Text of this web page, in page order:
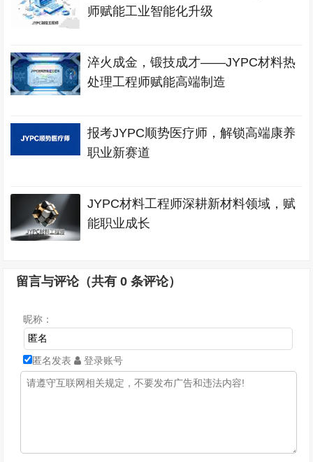
师赋能工业智能化升级
淬火成金，锻技成才——JYPC材料热
处理工程师赋能高端制造
报考JYPC顺势医疗师，解锁高端康养
职业新赛道
JYPC材料工程师深耕新材料领域，赋
能职业成长
留言与评论（共有0 条评论）
昵称：
匿名发表 登录账号